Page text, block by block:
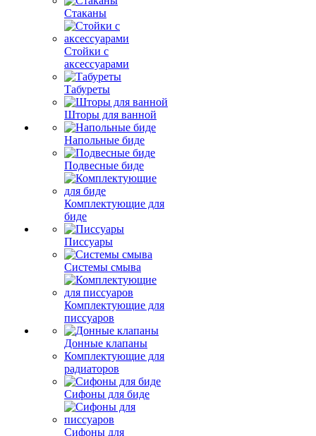
Стаканы
Стойки с
аксессуарами
Табуреты
Шторы для ванной
Напольные биде
Подвесные биде
Комплектующие для
биде
Писсуары
Системы смыва
Комплектующие для
писсуаров
Донные клапаны
Комплектующие для
радиаторов
Сифоны для биде
Сифоны для